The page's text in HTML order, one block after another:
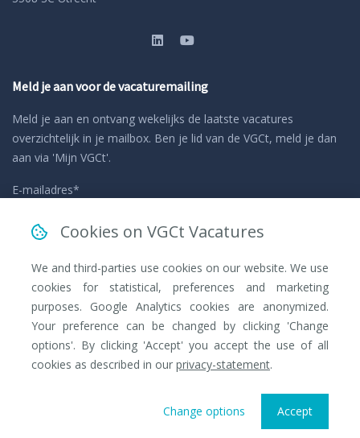
Meld je aan voor de vacaturemailing
Meld je aan en ontvang wekelijks de laatste vacatures
overzichtelijk in je mailbox. Ben je lid van de VGCt, meld je dan
aan via 'Mijn VGCt'.
E-mailadres*
© 2024 VGCt Vacatures. Alle rechten voorbehouden.
Cookies on VGCt Vacatures
We and third-parties use cookies on our website. We use
cookies for statistical, preferences and marketing
purposes. Google Analytics cookies are anonymized.
Your preference can be changed by clicking 'Change
options'. By clicking 'Accept' you accept the use of all
cookies as described in our privacy-statement.
Change options Accept